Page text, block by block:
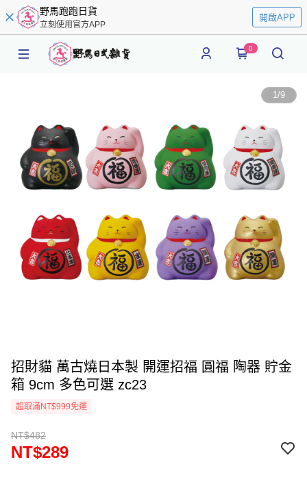
野馬跑跑日貨
立刻使用官方APP
開啟APP
0
1/9
招財貓 萬古燒日本製 開運招福 圓福 陶器 貯金
箱 9cm 多色可選 zc23
超取滿NT$999免運
NT$482
NT$289